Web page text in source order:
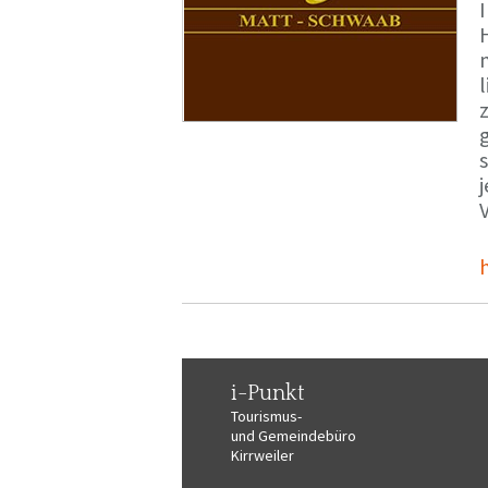
i-Punkt
Tourismus-
und Gemeindebüro
Kirrweiler